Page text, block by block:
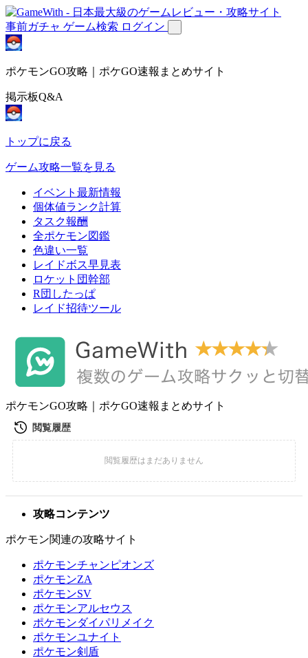
事前ガチャ ゲーム検索 ログイン
ポケモンGO攻略｜ポケGO速報まとめサイト
掲示板Q&A
トップに戻る
ゲーム攻略一覧を見る
イベント最新情報
個体値ランク計算
タスク報酬
全ポケモン図鑑
色違い一覧
レイドボス早見表
ロケット団幹部
R団したっぱ
レイド招待ツール
ポケモンGO攻略｜ポケGO速報まとめサイト
攻略コンテンツ
ポケモン関連の攻略サイト
ポケモンチャンピオンズ
ポケモンZA
ポケモンSV
ポケモンアルセウス
ポケモンダイパリメイク
ポケモンユナイト
ポケモン剣盾